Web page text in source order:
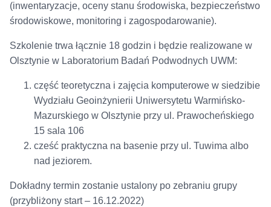
(inwentaryzacje, oceny stanu środowiska, bezpieczeństwo
środowiskowe, monitoring i zagospodarowanie).
Szkolenie trwa łącznie 18 godzin i będzie realizowane w
Olsztynie w Laboratorium Badań Podwodnych UWM:
część teoretyczna i zajęcia komputerowe w siedzibie
Wydziału Geoinżynierii Uniwersytetu Warmińsko-
Mazurskiego w Olsztynie przy ul. Prawocheńskiego
15 sala 106
cześć praktyczna na basenie przy ul. Tuwima albo
nad jeziorem.
Dokładny termin zostanie ustalony po zebraniu grupy
(przybliżony start – 16.12.2022)